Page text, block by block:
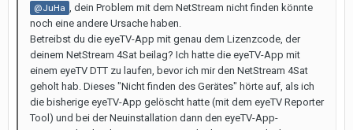
@JuHa
, dein Problem mit dem NetStream nicht finden könnte
noch eine andere Ursache haben.
Betreibst du die eyeTV-App mit genau dem Lizenzcode, der
deinem NetStream 4Sat beilag? Ich hatte die eyeTV-App mit
einem eyeTV DTT zu laufen, bevor ich mir den NetStream 4Sat
geholt hab. Dieses "Nicht finden des Gerätes" hörte auf, als ich
die bisherige eyeTV-App gelöscht hatte (mit dem eyeTV Reporter
Tool) und bei der Neuinstallation dann den eyeTV-App-